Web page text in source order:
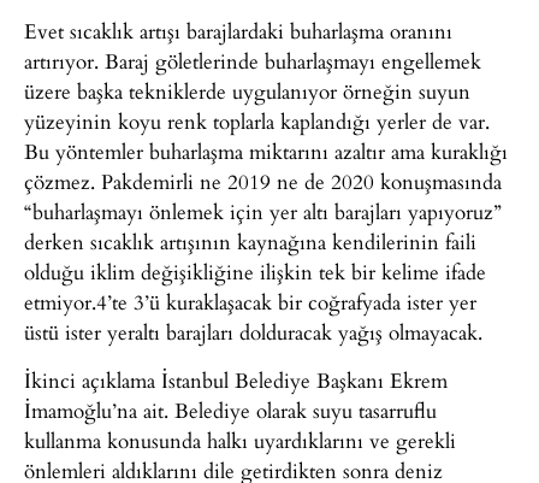
Evet sıcaklık artışı barajlardaki buharlaşma oranını
artırıyor. Baraj göletlerinde buharlaşmayı engellemek
üzere başka tekniklerde uygulanıyor örneğin suyun
yüzeyinin koyu renk toplarla kaplandığı yerler de var.
Bu yöntemler buharlaşma miktarını azaltır ama kuraklığı
çözmez. Pakdemirli ne 2019 ne de 2020 konuşmasında
“buharlaşmayı önlemek için yer altı barajları yapıyoruz”
derken sıcaklık artışının kaynağına kendilerinin faili
olduğu iklim değişikliğine ilişkin tek bir kelime ifade
etmiyor.4’te 3’ü kuraklaşacak bir coğrafyada ister yer
üstü ister yeraltı barajları dolduracak yağış olmayacak.
İkinci açıklama İstanbul Belediye Başkanı Ekrem
İmamoğlu’na ait. Belediye olarak suyu tasarruflu
kullanma konusunda halkı uyardıklarını ve gerekli
önlemleri aldıklarını dile getirdikten sonra deniz